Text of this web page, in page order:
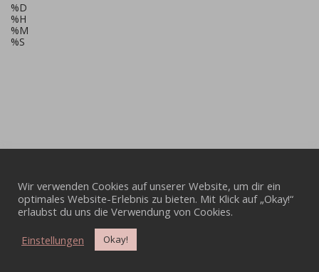
%D
%H
%M
%S
Wir verwenden Cookies auf unserer Website, um dir ein
optimales Website-Erlebnis zu bieten. Mit Klick auf „Okay!“
erlaubst du uns die Verwendung von Cookies.
Einstellungen
Okay!